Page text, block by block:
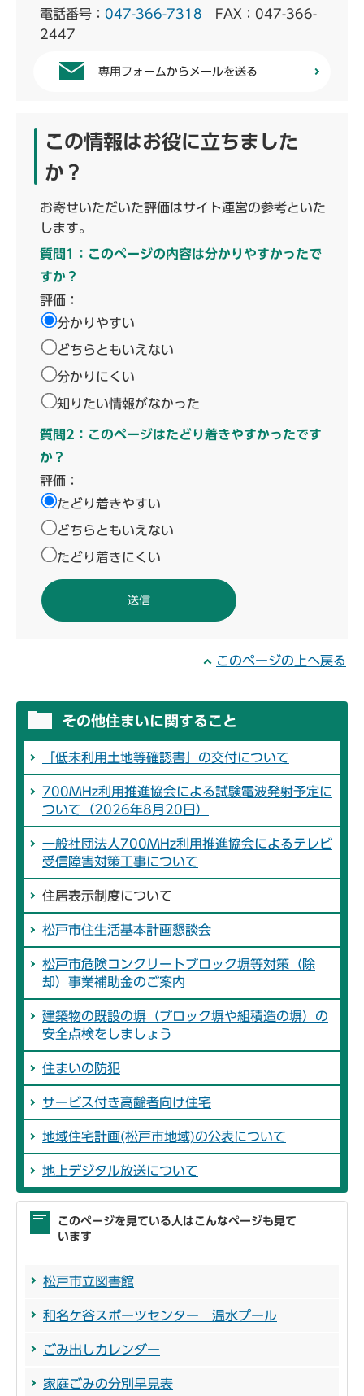
電話番号： 047-366-7318 FAX：047-366-
2447
専用フォームからメールを送る
この情報はお役に立ちました
か？
お寄せいただいた評価はサイト運営の参考といた
します。
質問1：このページの内容は分かりやすかったで
すか？
評価：
分かりやすい
どちらともいえない
分かりにくい
知りたい情報がなかった
質問2：このページはたどり着きやすかったです
か？
評価：
たどり着きやすい
どちらともいえない
たどり着きにくい
このページの上へ戻る
その他住まいに関すること
「低未利用土地等確認書」の交付について
700MHz利用推進協会による試験電波発射予定に
ついて（2026年8月20日）
一般社団法人700MHz利用推進協会によるテレビ
受信障害対策工事について
住居表示制度について
松戸市住生活基本計画懇談会
松戸市危険コンクリートブロック塀等対策（除
却）事業補助金のご案内
建築物の既設の塀（ブロック塀や組積造の塀）の
安全点検をしましょう
住まいの防犯
サービス付き高齢者向け住宅
地域住宅計画(松戸市地域)の公表について
地上デジタル放送について
このページを見ている人はこんなページも見て
います
松戸市立図書館
和名ケ谷スポーツセンター 温水プール
ごみ出しカレンダー
家庭ごみの分別早見表